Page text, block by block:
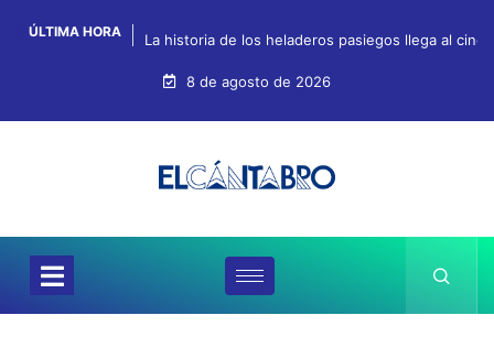
ÚLTIMA HORA La historia de los heladeros pasiegos llega al
8 de agosto de 2026